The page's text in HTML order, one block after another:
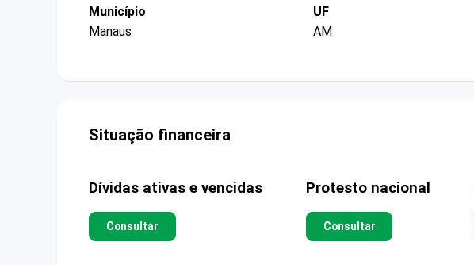
Município
Manaus
UF
AM
Situação financeira
Dívidas ativas e vencidas
Consultar
Protesto nacional
Consultar